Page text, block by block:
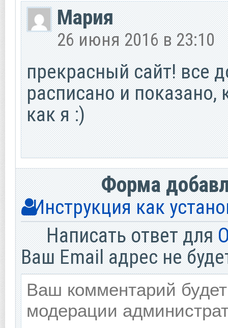
Мария
26 июня 2016 в 23:10
прекрасный сайт! все
расписано и показано,
как я :)
Форма
Инструкция как
Написать ответ для
Ваш Email адрес не